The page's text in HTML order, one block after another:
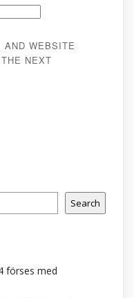
WEBSITE
NEXT
Search
förses med